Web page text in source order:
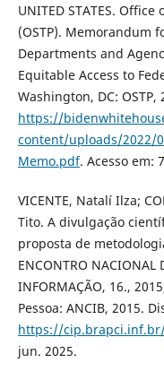
UNITED STATES.
(OSTP). Memorandum
Departments and
Equitable Access to
Washington, DC:
https://
content/uploads/2022/
Memo.pdf. Acesso em:
VICENTE, Natalí Ilza;
Tito. A divulgação
proposta de
ENCONTRO NACIONAL
INFORMAÇÃO, 16.,
Pessoa: ANCIB, 2015.
https://
jun. 2025.